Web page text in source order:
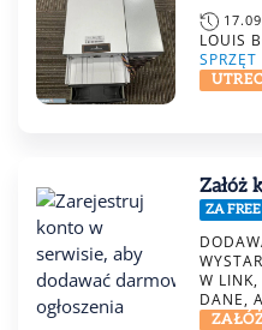
LOUIS
Załóż
ZA FREE
W LINK,
DANE,